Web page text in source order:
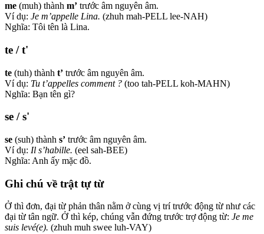
me (muh) thành m’ trước âm nguyên âm.
Ví dụ: Je m’appelle Lina. (zhuh mah-PELL lee-NAH)
Nghĩa: Tôi tên là Lina.
te / t'
te (tuh) thành t’ trước âm nguyên âm.
Ví dụ: Tu t’appelles comment ? (too tah-PELL koh-MAHN)
Nghĩa: Bạn tên gì?
se / s'
se (suh) thành s’ trước âm nguyên âm.
Ví dụ: Il s’habille. (eel sah-BEE)
Nghĩa: Anh ấy mặc đồ.
Ghi chú về trật tự từ
Ở thì đơn, đại từ phản thân nằm ở cùng vị trí trước động từ như các
đại từ tân ngữ. Ở thì kép, chúng vẫn đứng trước trợ động từ: Je me
suis levé(e). (zhuh muh swee luh-VAY)